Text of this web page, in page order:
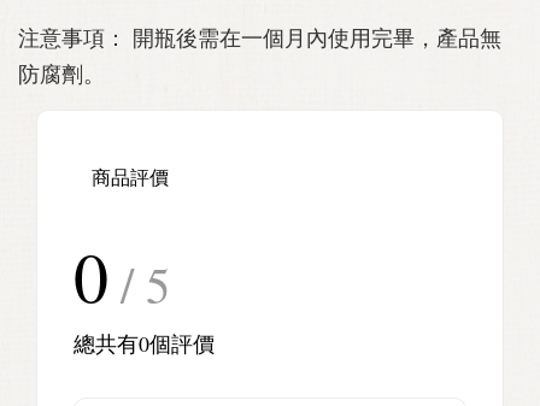
注意事項： 開瓶後需在一個月內使用完畢，產品無
防腐劑。
商品評價
0 / 5
總共有0個評價